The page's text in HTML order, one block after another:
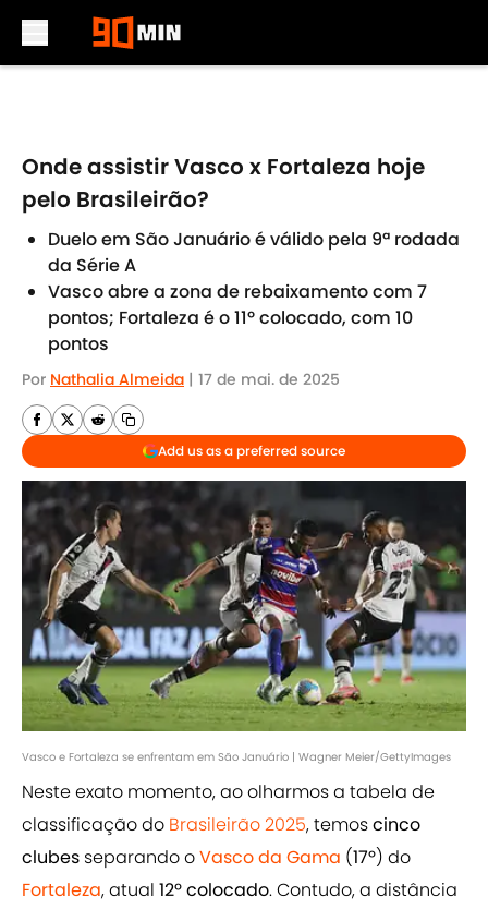
Onde assistir Vasco x Fortaleza hoje
pelo Brasileirão?
Duelo em São Januário é válido pela 9ª rodada
da Série A
Vasco abre a zona de rebaixamento com 7
pontos; Fortaleza é o 11º colocado, com 10
pontos
Por Nathalia Almeida | 17 de mai. de 2025
Add us as a preferred source
Vasco e Fortaleza se enfrentam em São Januário | Wagner Meier/GettyImages
Neste exato momento, ao olharmos a tabela de
classificação do Brasileirão 2025, temoscinco
clubes separando oVasco da Gama (17º) do
Fortaleza, atual 12º colocado. Contudo, a distância